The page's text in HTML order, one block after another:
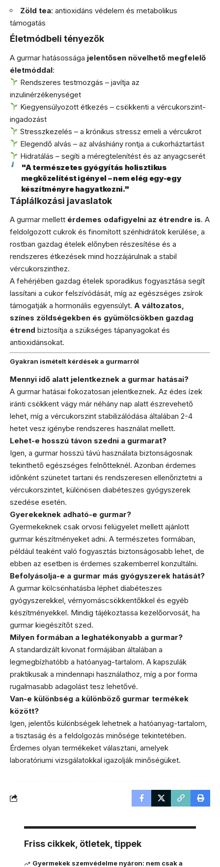
Zöld tea: antioxidáns védelem és metabolikus
támogatás
Életmódbeli tényezők
A gurmar hatásossága jelentősen növelhető megfelelő
életmóddal:
Rendszeres testmozgás – javítja az
inzulinérzékenységet
Kiegyensúlyozott étkezés – csökkenti a vércukorszint-
ingadozást
Stresszkezelés – a krónikus stressz emeli a vércukrot
Elegendő alvás – az alváshiány rontja a cukorháztartást
Hidratálás – segíti a méregtelenítést és az anyagcserét
"A természetes gyógyítás holisztikus
megközelítést igényel – nem elég egy-egy
készítményre hagyatkozni."
Táplálkozási javaslatok
A gurmar mellett érdemes odafigyelni az étrendre is. A
feldolgozott cukrok és finomított szénhidrátok kerülése, a
rostban gazdag ételek előnyben részesítése és a
rendszeres étkezések mind hozzájárulnak a stabil
vércukorszinthez.
A fehérjében gazdag ételek sporadikus fogyasztása segít
lassítani a cukor felszívódását, míg az egészséges zsírok
támogatják a hormonális egyensúlyt. A változatos,
színes zöldségekben és gyümölcsökben gazdag
étrend biztosítja a szükséges tápanyagokat és
antioxidánsokat.
Gyakran ismételt kérdések a gurmarról
Mennyi idő alatt jelentkeznek a gurmar hatásai?
A gurmar hatásai fokozatosan jelentkeznek. Az édes ízek
iránti csökkent vágy már néhány nap alatt észrevehető
lehet, míg a vércukorszint stabilizálódása általában 2-4
hetet vesz igénybe rendszeres használat mellett.
Lehet-e hosszú távon szedni a gurmarat?
Igen, a gurmar hosszú távú használata biztonságosnak
tekinthető egészséges felnőtteknél. Azonban érdemes
időnként szünetet tartani és rendszeresen ellenőriztetni a
vércukorszintet, különösen diabéteszes gyógyszerek
szedése esetén.
Gyerekeknek adható-e gurmar?
Gyermekeknek csak orvosi felügyelet mellett ajánlott
gurmar készítményeket adni. A természetes formában,
például teaként való fogyasztás biztonságosabb lehet, de
ebben az esetben is érdemes szakemberrel konzultálni.
Befolyásolja-e a gurmar más gyógyszerek hatását?
A gurmar kölcsönhatásba léphet diabéteszes
gyógyszerekkel, vérnyomáscsökkentőkkel és egyéb
készítményekkel. Mindig tájékoztassa kezelőorvosát, ha
gurmar kiegészítőt szed.
Milyen formában a leghatékonyabb a gurmar?
A standardizált kivonat formájában általában a
legmegbízhatóbb a hatóanyag-tartalom. A kapszulák
praktikusak a mindennapi használathoz, míg a por forma
rugalmasabb adagolást tesz lehetővé.
Van-e különbség a különböző gurmar termékek
között?
Igen, jelentős különbségek lehetnek a hatóanyag-tartalom,
a tisztaság és a feldolgozás minősége tekintetében.
Érdemes olyan termékeket választani, amelyek
laboratóriumi vizsgálatokkal igazolják minőségüket.
Friss cikkek, ötletek, tippek
Gyermekek szemvédelme nyáron: nem csak a